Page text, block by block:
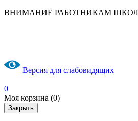
ВНИМАНИЕ РАБОТНИКАМ ШКОЛ И
Версия для слабовидящих
0
Моя корзина (0)
Закрыть